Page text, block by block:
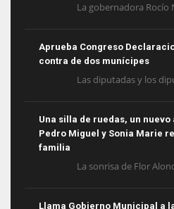
La gobernadora Rocío
Aprueba Congreso
contra de dos munícipes
Las diputadas y los
Una silla de ruedas, un
Pedro Miguel y Sonia Marie
familia
La sonrisa de Flor
Llama Gobierno Municipal a